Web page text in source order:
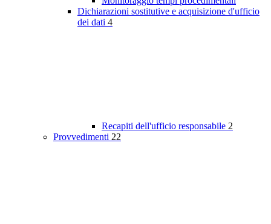
Dichiarazioni sostitutive e acquisizione d'ufficio
dei dati 4
Recapiti dell'ufficio responsabile 2
Provvedimenti 22